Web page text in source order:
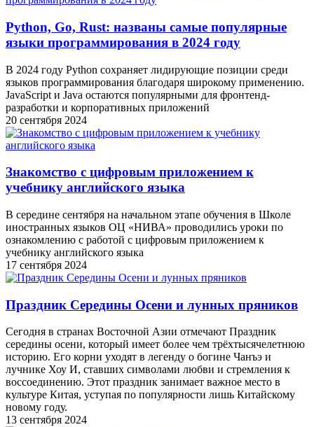
Python, Go, Rust: названы самые популярные
языки программирования в 2024 году
В 2024 году Python сохраняет лидирующие позиции среди
языков программирования благодаря широкому применению.
JavaScript и Java остаются популярными для фронтенд-
разработки и корпоративных приложений
20 сентября 2024
Знакомство с цифровым приложением к
учебнику английского языка
В середине сентября на начальном этапе обучения в Школе
иностранных языков ОЦ «НИВА» проводились уроки по
ознакомлению с работой с цифровым приложением к
учебнику английского языка
17 сентября 2024
Праздник Середины Осени и лунных пряников
Сегодня в странах Восточной Азии отмечают Праздник
середины осени, который имеет более чем трёхтысячелетнюю
историю. Его корни уходят в легенду о богине Чанъэ и
лучнике Хоу И, ставших символами любви и стремления к
воссоединению. Этот праздник занимает важное место в
культуре Китая, уступая по популярности лишь Китайскому
новому году.
13 сентября 2024